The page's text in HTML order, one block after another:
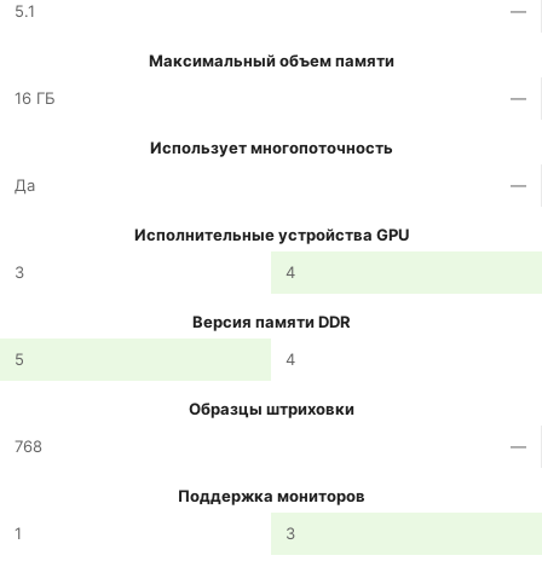
5.1
—
Максимальный объем памяти
16 ГБ
—
Использует многопоточность
Да
—
Исполнительные устройства GPU
3
4
Версия памяти DDR
5
4
Образцы штриховки
768
—
Поддержка мониторов
1
3